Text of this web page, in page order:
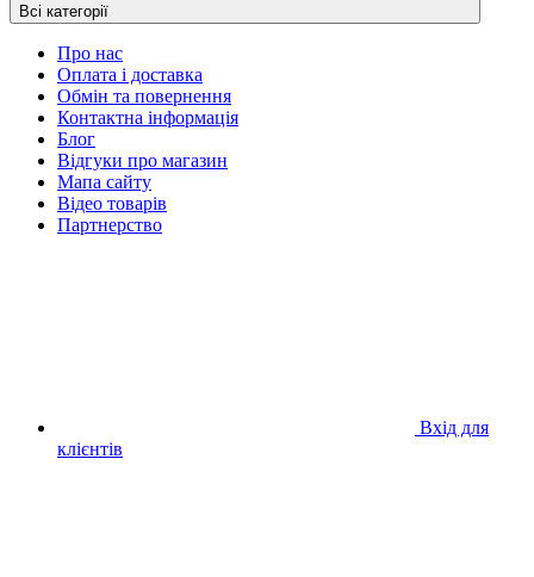
Всі категорії
Про нас
Оплата і доставка
Обмін та повернення
Контактна інформація
Блог
Відгуки про магазин
Мапа сайту
Відео товарів
Партнерство
Вхід для
клієнтів